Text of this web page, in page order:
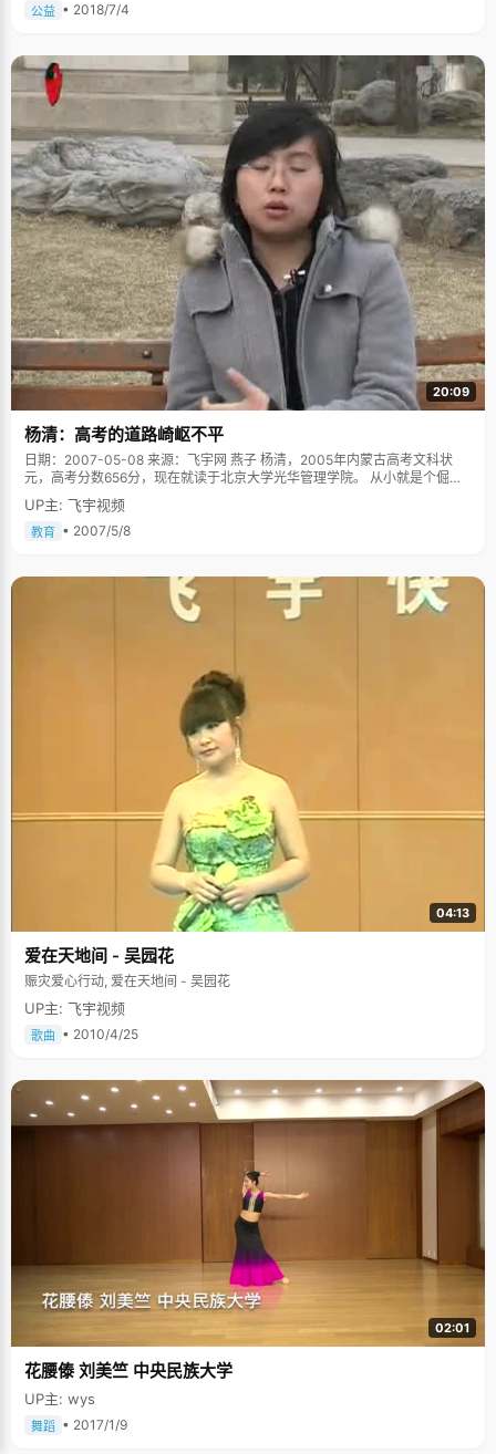
公益 • 2018/7/4
20:09
杨清：高考的道路崎岖不平
日期：2007-05-08 来源：飞宇网 燕子 杨清，2005年内蒙古高考文科状
元，高考分数656分，现在就读于北京大学光华管理学院。 从小就是个倔强
而且不服输的女孩，初中念了五年，经历了从私立高中到普通高中大波折之
后，是高中三年痛苦的失眠。好不容易熬过了艰苦弥补文综的塌方大工程，
又遇到了高考之前身体和精神的全面崩溃。一直以来，成长之路都是波折不
一个连续铺垫的过程，我就站在中间，他们一直支撑着我往前走。我有十分
的能量，他们有十分的能量，将两方面的因素都调动起来，才有了我今天的
成绩"，从杨清的故事中，我听到的不是高考的残酷，更多的是人间的温情。
的学生，优秀到就算两三个星期不上课，也能考第一。但杨清心中一直都有
个梦想，考最好的高中，这也是她初中苦读四年的目标，于是在中考之前几
个月，杨清顶着各方面的压力，重新回到自己原来初中复读，备战中考。因
为压力太大，在如愿考上重点高中以后，杨清开始失眠。高一高二的孩子，
整夜睡不着觉的滋味，是一般人难以想像的。杨清非常庆幸自己遇到了一群
特别好的老师，每次当杨清不想上课，学不进去，请假回去睡觉的时候，老
师们都非常理解，不强迫她一定要坐在那里听课，也不会责备她，"我非常感
谢这些老师们，他们尊重我的学习习惯和生活习惯，对我，他们给予了很大
的关心和宽容，"杨清说："白岩松失眠了两年，他曾经想到过要自杀。我觉
得我比白岩松要坚强，因为我从来没有想过要自杀。" 倔强要强的女孩 从
小，杨清就是一副自信要强的脾气，考得好成绩就会飘飘然起来，让爸爸买
这个买那个。这个时候，哥哥就会在一边当头喝棒："小学时候简单，高中就
惨了"，"下次你就没有这么好运气了。"杨清心里很不服气："我一定要学出来
给他看！"虽然想到哥哥是用激将法，但是杨清还是每每中招。 高二选择文理
科的时候，综合排名一二名的杨清耍了个小聪明，"我先选择文科吧，这样理
么怎么好，这样我再仔细选择。"谁料到，没有一个老师过来劝杨清，结果杨
清栽到了自己挖的坑里，处于一个特别尴尬的位置。杨清很要面子，就算得
知学校以前几届文科没有一个考上北大，她也不愿意服输，坚持在文科班学
习。 杨清的数学成绩不是特别好，当初选择文科也有一种逃避数学的念头，
不过数学老师要求非常严格，觉得作为一个文科生，数学也不能放松。他发
现了杨清身上倔强的特点，就用激将的办法来刺激她。每次发现杨清面对稍
的不想往前走了？"甚至还会对杨清的同桌说："你看，她真的做不出来
了。"老师的话激起了杨清的好胜心，所以高二的时候，她将十分之八的时间
都用来学习数学，整整一年的努力之后，她的数学发生了天翻地覆的变化，
甚至作为唯一的文科生跟很多理科生去参加数学竞赛，并且取得了不错的成
强记忆，记下来就能拿高分，直到高三第四次模拟考试，真正考验学生实力
的时候，她才发现自己的记忆完全模糊，综合题几乎全军覆没，"以前自己都
是空中楼阁，基础是一片空白，当潮水来的时候，很快就淹没在其中。"因为
前期将所有精力放在数学上，导致后期，杨清的所有文综科目有了一个大塌
方，所有人都无法想像的大塌方。杨清把自己关在宿舍里哭了三天，问自
己，为什么会这样。"唯一庆幸的是我当时还很冷静，我决定从头做起。买辅
导书、课本、练习，把自己当成最差的学生，从头再来。当应该查缺补漏的
时候，我在做基础题，三百页的练习，我一题不落的全部做完。"那时候，杨
清每天那这自己的习题集、笔记本，天天跟在老师后边问，最基本的习题也
要问，一直问一直问，问了三四个月，一直问到高考。当时同学里流传一句
很有意思的话："你什么时候看到政史地老师的时候，你总能看到他们背后跟
这一个人，那个人肯定就是杨清。"正是这一情形的真实写照。杨清说："我
非常感谢文综老师们，在非常累的时候他们还要耐心解答我很厚脸皮的问
题。" 浪漫的爸爸 高考之前，杨清的爸爸曾经做过一件特别浪漫的事情，让
因，杨清身体状态特别不好，肠炎犯了，胃炎犯了，还连续感冒，整个防疫
UP主: 飞宇视频
教育 • 2007/5/8
04:13
爱在天地间 - 吴园花
赈灾爱心行动, 爱在天地间 - 吴园花
UP主: 飞宇视频
歌曲 • 2010/4/25
02:01
花腰傣 刘美竺 中央民族大学
UP主: wys
舞蹈 • 2017/1/9